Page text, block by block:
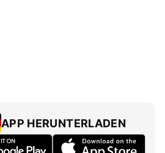
APP HERUNTERLADEN